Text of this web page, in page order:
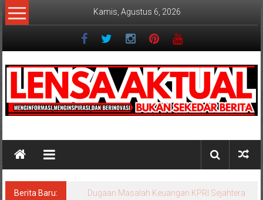
Lompat
ke
Kamis, Agustus 6, 2026
Berita Baru:
Program Kampung Nelayan Merah Putih